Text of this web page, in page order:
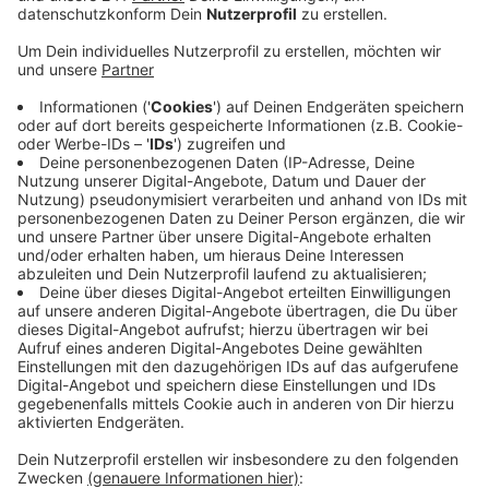
der Gesamtschule Schlebusch.
Veröffentlicht:Montag, 29.07.2019 14:02
Anzeige
Durch Richraths Zusage können wir künftig auf mehr
bienenfreundliche Bäume im Leverkusener Stadtbild
hoffen. Die bieten Bienen besonders lange Pollen und
Nektar. Erste bienenfreundliche Bäume werden aktuell
in der Neuen Bahnstadt in Opladen gepflanzt.
Die Schülergruppe hatte auch ein verändertes
Konzept für die Grünanlagen in unserer Stadt
gefordert. Einen konkreten Vorschlag, wie der
Oberbürgermeister das einbringen will, gibt es noch
Anzeige